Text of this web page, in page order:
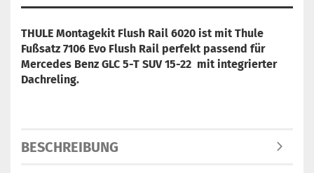
THULE Montagekit Flush Rail 6020 ist mit Thule
Fußsatz 7106 Evo Flush Rail perfekt passend für
Mercedes Benz GLC 5-T SUV 15-22 mit integrierter
Dachreling.
BESCHREIBUNG